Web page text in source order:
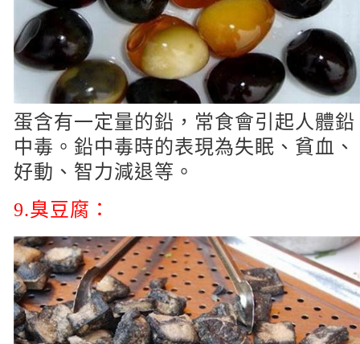
蛋含有一定量的鉛，常食會引起人體鉛
中毒。鉛中毒時的表現為失眠、貧血、
好動、智力減退等。
9.臭豆腐：